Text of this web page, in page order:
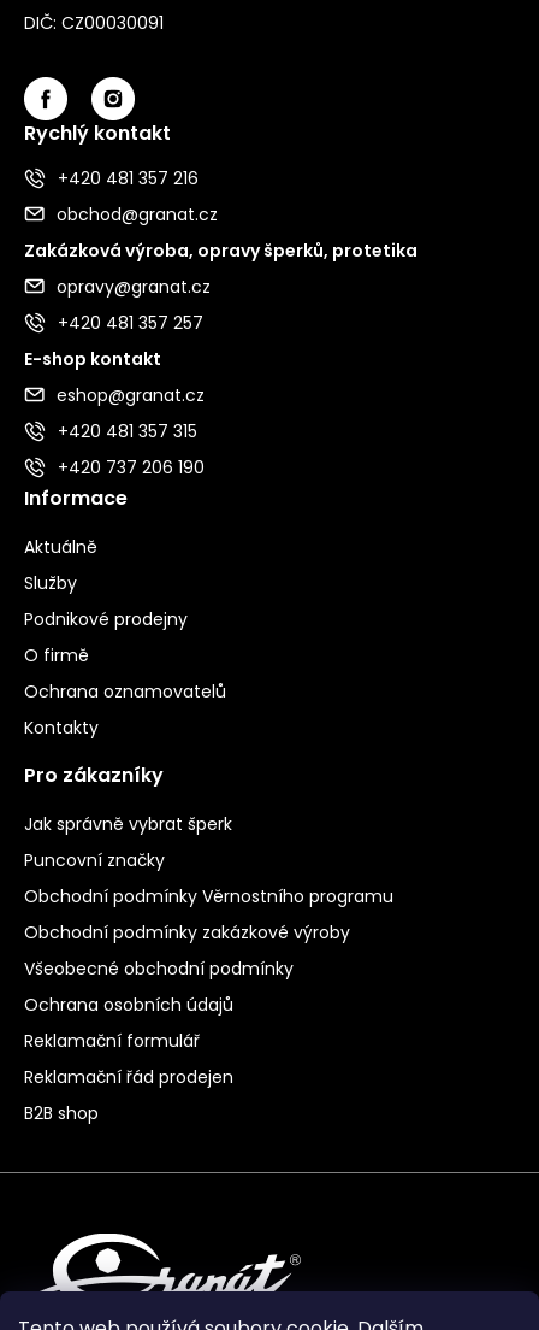
DIČ: CZ00030091
Rychlý kontakt
+420 481 357 216
obchod@granat.cz
Zakázková výroba, opravy šperků, protetika
opravy@granat.cz
+420 481 357 257
E-shop kontakt
eshop@granat.cz
+420 481 357 315
+420 737 206 190
Informace
Aktuálně
Služby
Podnikové prodejny
O firmě
Ochrana oznamovatelů
Kontakty
Pro zákazníky
Jak správně vybrat šperk
Puncovní značky
Obchodní podmínky Věrnostního programu
Obchodní podmínky zakázkové výroby
Všeobecné obchodní podmínky
Ochrana osobních údajů
Reklamační formulář
Reklamační řád prodejen
B2B shop